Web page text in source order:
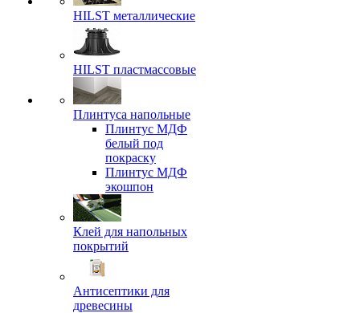
HILST металлические
HILST пластмассовые
Плинтуса напольные
Плинтус МДФ
белый под
покраску
Плинтус МДФ
экошпон
Клей для напольных
покрытий
Антисептики для
древесины